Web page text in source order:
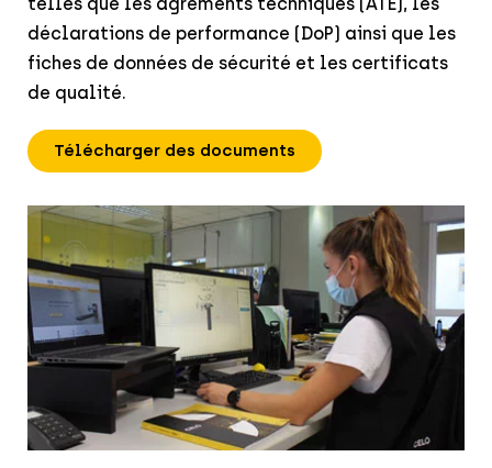
déclarations de performance (DoP) ainsi que les
fiches de données de sécurité et les certificats
de qualité.
Télécharger des documents